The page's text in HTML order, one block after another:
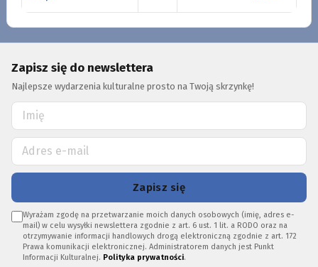
Zapisz się do newslettera
Najlepsze wydarzenia kulturalne prosto na Twoją skrzynkę!
Zapisz się
Wyrażam zgodę na przetwarzanie moich danych osobowych (imię, adres e-
mail) w celu wysyłki newslettera zgodnie z art. 6 ust. 1 lit. a RODO oraz na
otrzymywanie informacji handlowych drogą elektroniczną zgodnie z art. 172
Prawa komunikacji elektronicznej. Administratorem danych jest Punkt
Informacji Kulturalnej. Polityka prywatności.